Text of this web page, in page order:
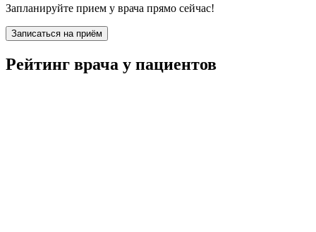
Запланируйте прием у врача прямо сейчас!
Записаться на приём
Рейтинг врача у пациентов